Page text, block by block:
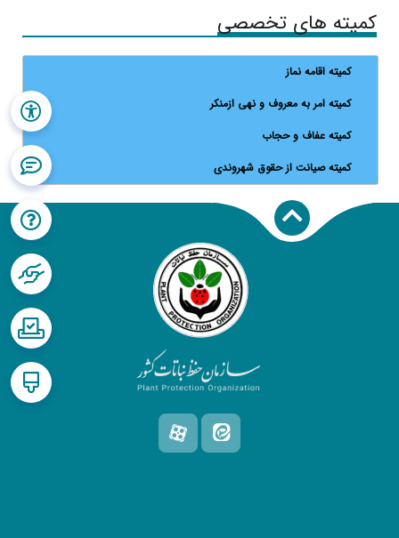
کمیته های تخصصی
کمیته اقامه نماز
کمیته امر به معروف و نهی ازمنکر
کمیته عفاف و حجاب
کمیته صیانت از حقوق شهروندی